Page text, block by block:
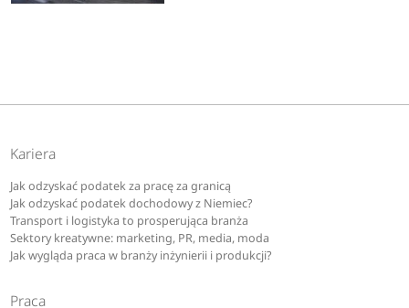
Kariera
Jak odzyskać podatek za pracę za granicą
Jak odzyskać podatek dochodowy z Niemiec?
Transport i logistyka to prosperująca branża
Sektory kreatywne: marketing, PR, media, moda
Jak wygląda praca w branży inżynierii i produkcji?
Praca